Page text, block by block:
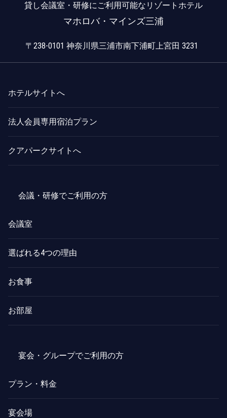
貸し会議室・研修にご利用可能なリゾートホテル
マホロバ・マインズ三浦
〒238-0101 神奈川県三浦市南下浦町上宮田 3231
ホテルサイトへ
法人会員専用宿泊プラン
クアパークサイトへ
会議・研修でご利用の方
会議室
選ばれる4つの理由
お食事
お部屋
宴会・グループでご利用の方
プラン・料金
宴会場